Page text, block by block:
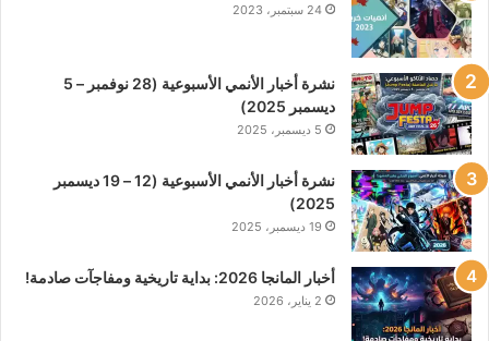
24 سبتمبر، 2023
نشرة أخبار الأنمي الأسبوعية (28 نوفمبر – 5
ديسمبر 2025)
5 ديسمبر، 2025
نشرة أخبار الأنمي الأسبوعية (12 – 19 ديسمبر
2025)
19 ديسمبر، 2025
أخبار المانجا 2026: بداية تاريخية ومفاجآت صادمة!
2 يناير، 2026